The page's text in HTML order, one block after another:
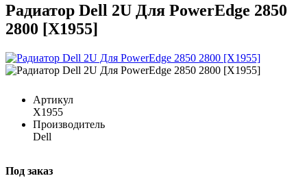
Радиатор Dell 2U Для PowerEdge 2850
2800 [X1955]
Артикул
X1955
Производитель
Dell
Под заказ